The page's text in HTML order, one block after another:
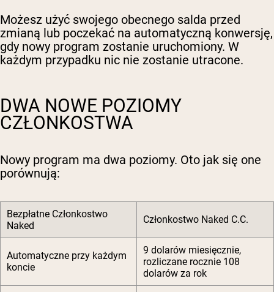
Możesz użyć swojego obecnego salda przed
zmianą lub poczekać na automatyczną konwersję,
gdy nowy program zostanie uruchomiony. W
każdym przypadku nic nie zostanie utracone.
DWA NOWE POZIOMY
CZŁONKOSTWA
Nowy program ma dwa poziomy. Oto jak się one
porównują:
Bezpłatne Członkostwo
Naked
Członkostwo Naked C.C.
Automatyczne przy każdym
koncie
9 dolarów miesięcznie,
rozliczane rocznie 108
dolarów za rok